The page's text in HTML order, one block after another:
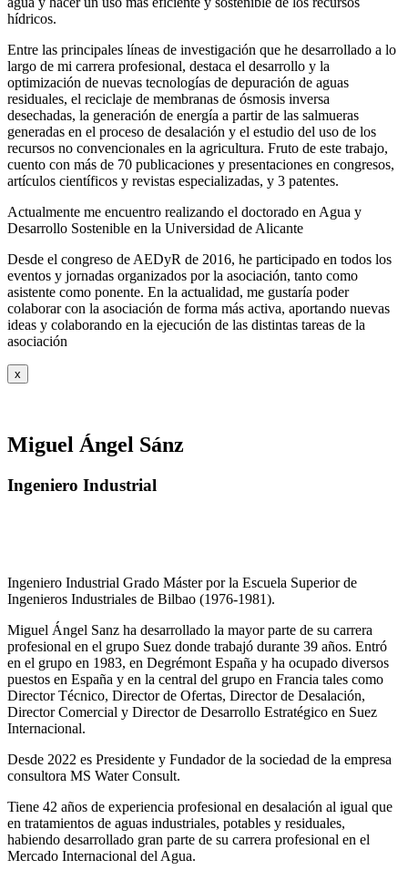
hídricos.
Entre las principales líneas de investigación que he desarrollado a lo
largo de mi carrera profesional, destaca el desarrollo y la
optimización de nuevas tecnologías de depuración de aguas
residuales, el reciclaje de membranas de ósmosis inversa
desechadas, la generación de energía a partir de las salmueras
generadas en el proceso de desalación y el estudio del uso de los
recursos no convencionales en la agricultura. Fruto de este trabajo,
cuento con más de 70 publicaciones y presentaciones en congresos,
artículos científicos y revistas especializadas, y 3 patentes.
Actualmente me encuentro realizando el doctorado en Agua y
Desarrollo Sostenible en la Universidad de Alicante
Desde el congreso de AEDyR de 2016, he participado en todos los
eventos y jornadas organizados por la asociación, tanto como
asistente como ponente. En la actualidad, me gustaría poder
colaborar con la asociación de forma más activa, aportando nuevas
ideas y colaborando en la ejecución de las distintas tareas de la
asociación
x
Miguel Ángel Sánz
Ingeniero Industrial
Ingeniero Industrial Grado Máster por la Escuela Superior de
Ingenieros Industriales de Bilbao (1976-1981).
Miguel Ángel Sanz ha desarrollado la mayor parte de su carrera
profesional en el grupo Suez donde trabajó durante 39 años. Entró
en el grupo en 1983, en Degrémont España y ha ocupado diversos
puestos en España y en la central del grupo en Francia tales como
Director Técnico, Director de Ofertas, Director de Desalación,
Director Comercial y Director de Desarrollo Estratégico en Suez
Internacional.
Desde 2022 es Presidente y Fundador de la sociedad de la empresa
consultora MS Water Consult.
Tiene 42 años de experiencia profesional en desalación al igual que
en tratamientos de aguas industriales, potables y residuales,
habiendo desarrollado gran parte de su carrera profesional en el
Mercado Internacional del Agua.